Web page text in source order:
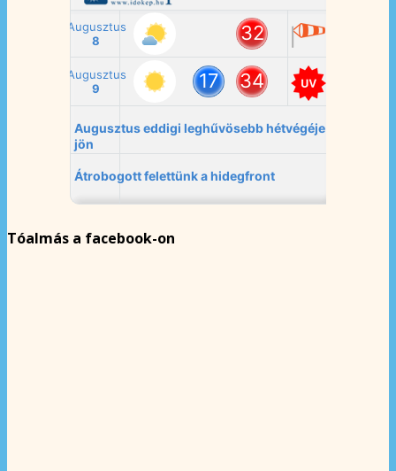
Tóalmás a facebook-on